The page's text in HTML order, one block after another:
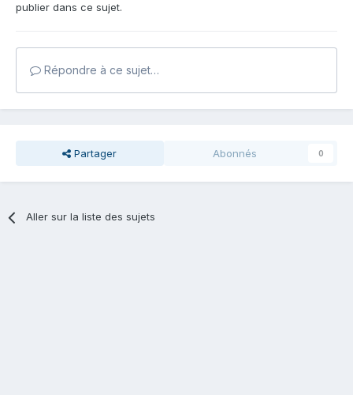
publier dans ce sujet.
Répondre à ce sujet…
Partager Abonnés 0
Aller sur la liste des sujets